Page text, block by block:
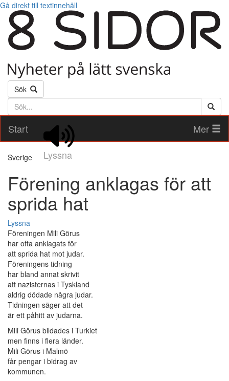
Gå direkt till textinnehåll
Sök
Söktext
Start
Lyssna
Mer
Sverige
Förening anklagas för att
sprida hat
Lyssna
Föreningen Mili Görus
har ofta anklagats för
att sprida hat mot judar.
Föreningens tidning
har bland annat skrivit
att nazisternas i Tyskland
aldrig dödade några judar.
Tidningen säger att det
är ett påhitt av judarna.
Mili Görus bildades i Turkiet
men finns i flera länder.
Mili Görus i Malmö
får pengar i bidrag av
kommunen.